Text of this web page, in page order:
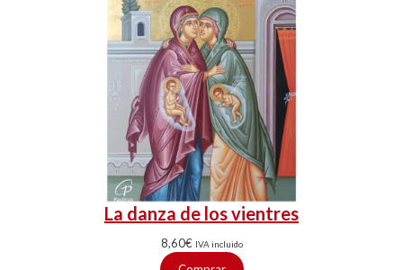
La danza de los vientres
8,60€ IVA incluido